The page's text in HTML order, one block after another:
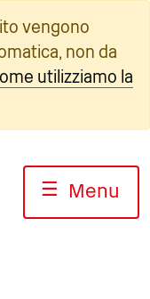
vengono
non da
utilizziamo la
☰ Menu